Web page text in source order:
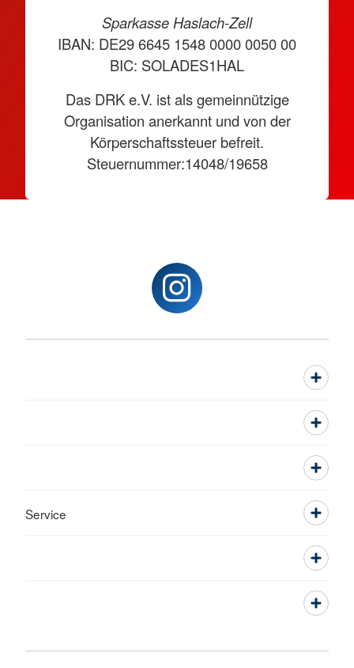
Sparkasse Haslach-Zell
IBAN: DE29 6645 1548 0000 0050 00
BIC: SOLADES1HAL
Das DRK e.V. ist als gemeinnützige
Organisation anerkannt und von der
Körperschaftssteuer befreit.
Steuernummer:14048/19658
Service